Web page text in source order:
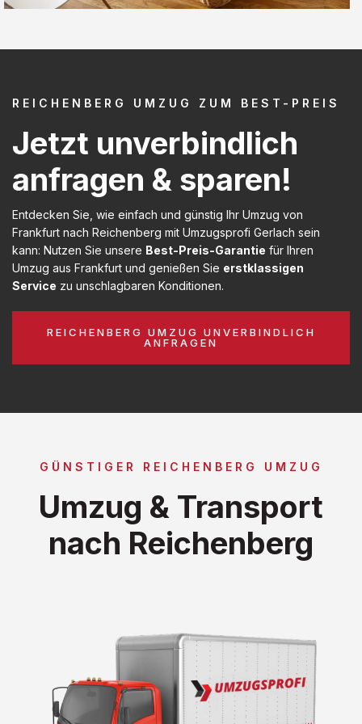
REICHENBERG UMZUG ZUM BEST-PREIS
Jetzt unverbindlich
anfragen & sparen!
Entdecken Sie, wie einfach und günstig Ihr Umzug von
Frankfurt nach Reichenberg mit Umzugsprofi Gerlach sein
kann: Nutzen Sie unsere Best-Preis-Garantie für Ihren
Umzug aus Frankfurt und genießen Sie erstklassigen
Service zu unschlagbaren Konditionen.
REICHENBERG UMZUG UNVERBINDLICH
ANFRAGEN
GÜNSTIGER REICHENBERG UMZUG
Umzug & Transport
nach Reichenberg